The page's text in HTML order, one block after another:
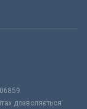
дозволяється